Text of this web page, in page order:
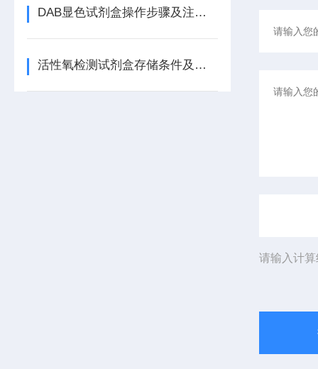
DAB显色试剂盒操作步骤及注意事项
活性氧检测试剂盒存储条件及质量控制要点
请输入计